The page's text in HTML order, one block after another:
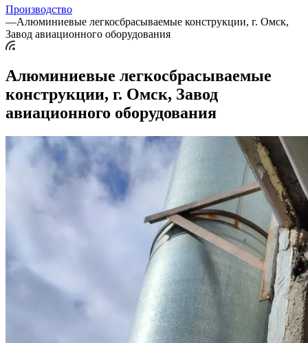
Производство
—Алюминиевые легкосбрасываемые конструкции, г. Омск,
Завод авиационного оборудования
Алюминиевые легкосбрасываемые
конструкции, г. Омск, Завод
авиационного оборудования